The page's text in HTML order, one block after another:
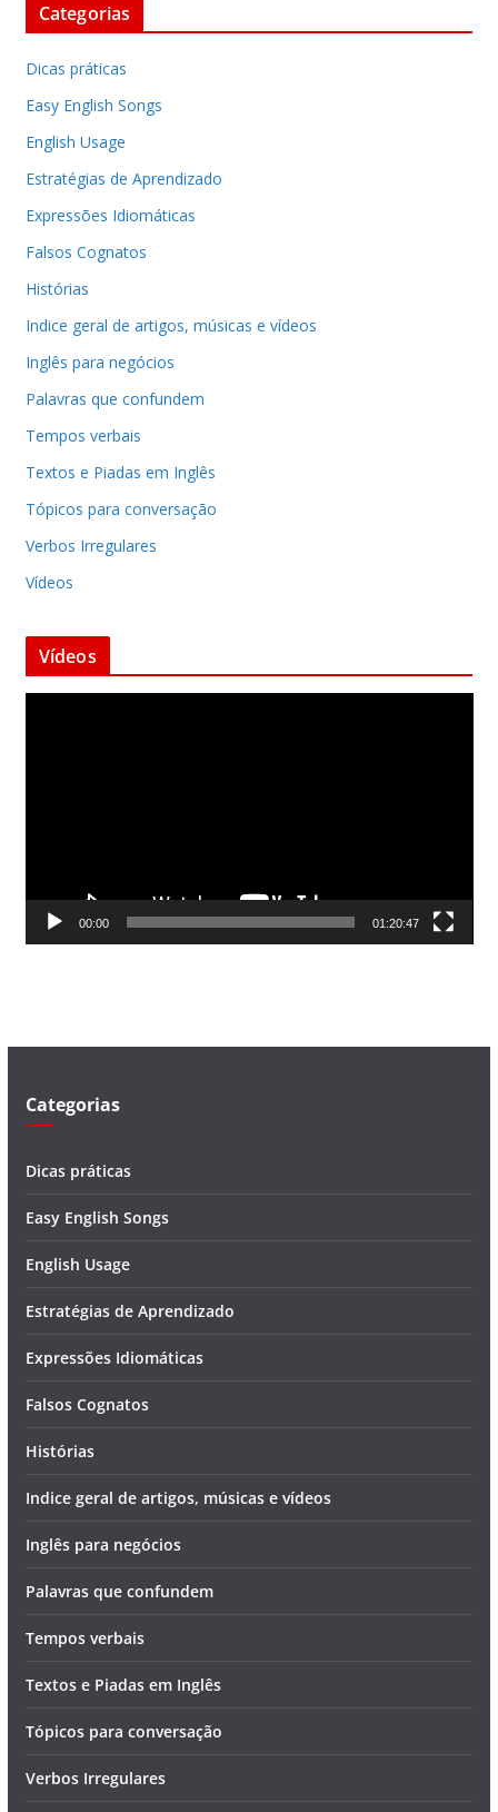
Categorias
Dicas práticas
Easy English Songs
English Usage
Estratégias de Aprendizado
Expressões Idiomáticas
Falsos Cognatos
Histórias
Indice geral de artigos, músicas e vídeos
Inglês para negócios
Palavras que confundem
Tempos verbais
Textos e Piadas em Inglês
Tópicos para conversação
Verbos Irregulares
Vídeos
Vídeos
d
00:00 01:20:47
Categorias
Dicas práticas
Easy English Songs
English Usage
Estratégias de Aprendizado
Expressões Idiomáticas
Falsos Cognatos
Histórias
Indice geral de artigos, músicas e vídeos
Inglês para negócios
Palavras que confundem
Tempos verbais
Textos e Piadas em Inglês
Tópicos para conversação
Verbos Irregulares